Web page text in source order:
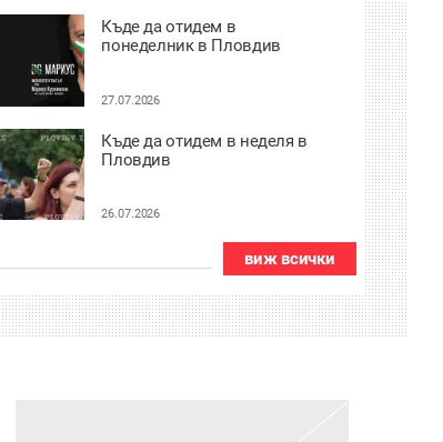
Къде да отидем в
понеделник в Пловдив
27.07.2026
Къде да отидем в неделя в
Пловдив
26.07.2026
виж всички